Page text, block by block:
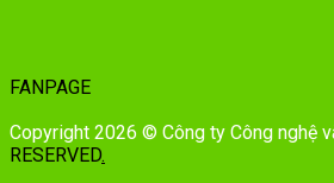
FANPAGE
Copyright 2026 © Công ty Công nghệ
RESERVED.